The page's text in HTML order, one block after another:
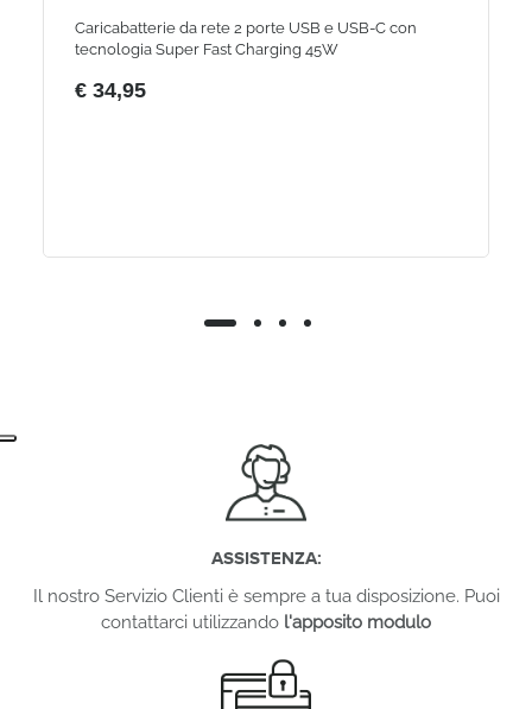
Caricabatterie da rete 2 porte USB e USB-C con
tecnologia Super Fast Charging 45W
€ 34,95
ASSISTENZA:
Il nostro Servizio Clienti è sempre a tua disposizione. Puoi
contattarci utilizzando l'apposito modulo